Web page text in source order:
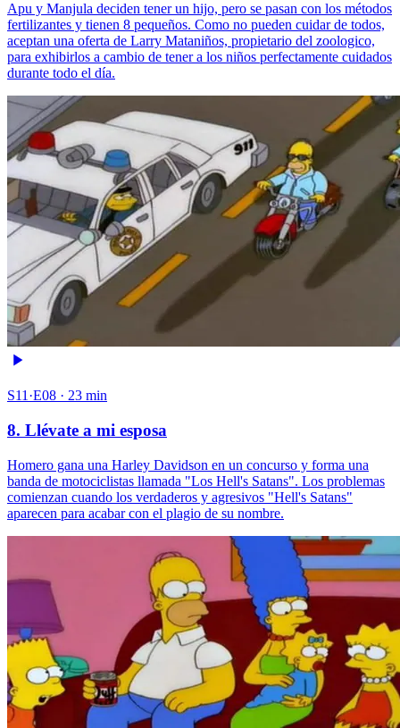
Apu y Manjula deciden tener un hijo, pero se pasan con los métodos
fertilizantes y tienen 8 pequeños. Como no pueden cuidar de todos,
aceptan una oferta de Larry Mataniños, propietario del zoologico,
para exhibirlos a cambio de tener a los niños perfectamente cuidados
durante todo el día.
S11·E08 · 23 min
8. Llévate a mi esposa
Homero gana una Harley Davidson en un concurso y forma una
banda de motociclistas llamada "Los Hell's Satans". Los problemas
comienzan cuando los verdaderos y agresivos "Hell's Satans"
aparecen para acabar con el plagio de su nombre.